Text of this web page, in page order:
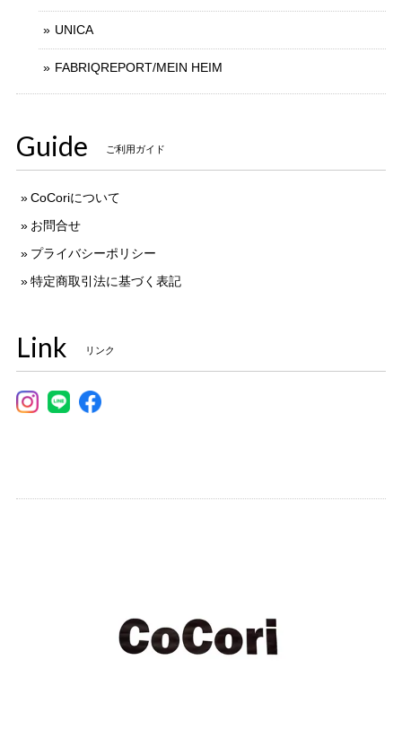
UNICA
FABRIQREPORT/MEIN HEIM
Guide ご利用ガイド
CoCoriについて
お問合せ
プライバシーポリシー
特定商取引法に基づく表記
Link リンク